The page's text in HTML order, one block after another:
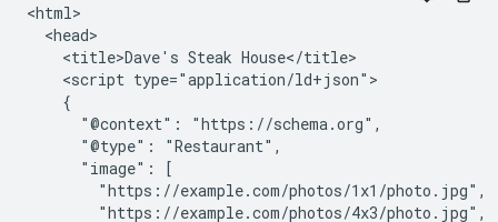
<html>
  <head>
    <title>Dave's Steak House</title>
    <script type="application/ld+json">
    {
      "@context": "https://schema.org",
      "@type": "Restaurant",
      "image": [
        "https://example.com/photos/1x1/photo.jpg",
        "https://example.com/photos/4x3/photo.jpg",